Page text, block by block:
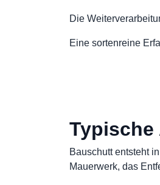
Die
Eine sortenreine
Bauschutt entsteht
Mauerwerk, das